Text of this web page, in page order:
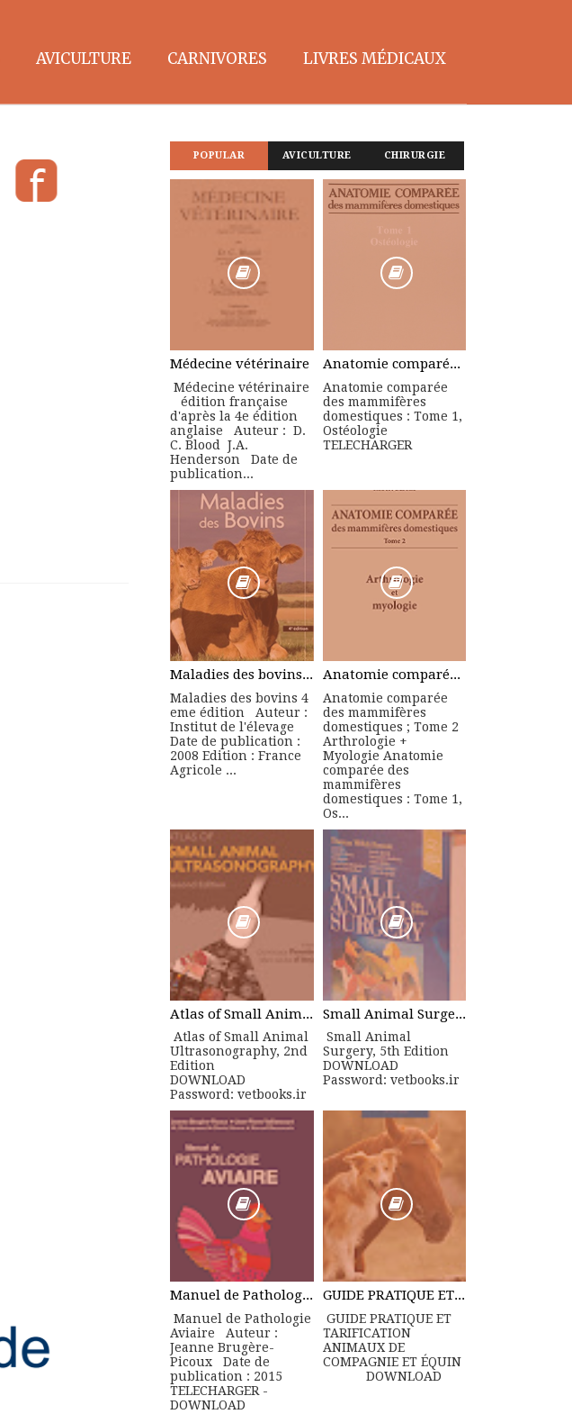
AVICULTURE CARNIVORES LIVRES MÉDICAUX
POPULAR AVICULTURE CHIRURGIE
Médecine vétérinaire
Médecine vétérinaire
édition française
d'après la 4e édition
anglaise Auteur : D.
C. Blood J.A.
Henderson Date de
publication...
Anatomie comparée des mammifères domestiques : Tome 1, Ostéologie
Anatomie comparée
des mammifères
domestiques : Tome 1,
Ostéologie
TELECHARGER
Maladies des bovins 4 eme édition - Manuel Pratique
Maladies des bovins 4
eme édition Auteur :
Institut de l'élevage
Date de publication :
2008 Edition : France
Agricole ...
Anatomie comparée des mammifères domestiques ; Tome 2 Arthrologie + Myologie
Anatomie comparée
des mammifères
domestiques ; Tome 2
Arthrologie +
Myologie Anatomie
comparée des
mammifères
domestiques : Tome 1,
Os...
Atlas of Small Animal Ultrasonography, 2nd Edition
Atlas of Small Animal
Ultrasonography, 2nd
Edition
DOWNLOAD
Password: vetbooks.ir
Small Animal Surgery, 5th Edition
Small Animal
Surgery, 5th Edition
DOWNLOAD
Password: vetbooks.ir
Manuel de Pathologie Aviaire
Manuel de Pathologie
Aviaire Auteur :
Jeanne Brugère-
Picoux Date de
publication : 2015
TELECHARGER -
DOWNLOAD
GUIDE PRATIQUE ET TARIFICATION ANIMAUX DE COMPAGNIE ET ÉQUIN
GUIDE PRATIQUE ET
TARIFICATION
ANIMAUX DE
COMPAGNIE ET ÉQUIN
DOWNLOAD